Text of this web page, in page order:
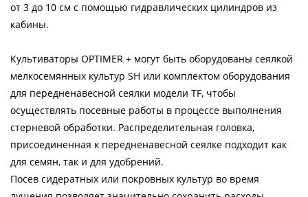
от 3 до 10 см с помощью гидравлических цилиндров из
кабины.
Культиваторы OPTIMER + могут быть оборудованы сеялкой
мелкосемянных культур SH или комплектом оборудования
для передненавесной сеялки модели TF, чтобы
осуществлять посевные работы в процессе выполнения
стерневой обработки. Распределительная головка,
присоединенная к передненавесной сеялке подходит как
для семян, так и для удобрений.
Посев сидератных или покровных культур во время